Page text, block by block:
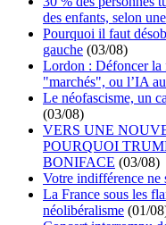
des enfants, selon
Pourquoi il faut
gauche (03/08)
Lordon : Défoncer la
"marchés", ou l’IA
Le néofascisme, un
(03/08)
VERS UNE
POURQUOI
BONIFACE (03/08)
Votre indifférence ne
La France sous les
néolibéralisme (01/